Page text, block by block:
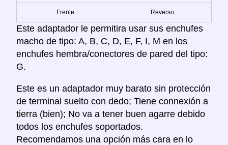
Frente Reverso
Este adaptador le permitira usar sus enchufes
macho de tipo: A, B, C, D, E, F, I, M en los
enchufes hembra/conectores de pared del tipo:
G.
Este es un adaptador muy barato sin protección
de terminal suelto con dedo; Tiene connexión a
tierra (bien); No va a tener buen agarre debido
todos los enchufes soportados.
Recomendamos una opción más cara en lo